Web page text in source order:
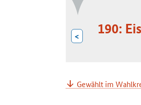
<
190:
Gewählt im